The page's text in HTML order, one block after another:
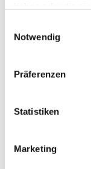
Notwendig
Präferenzen
Statistiken
Marketing